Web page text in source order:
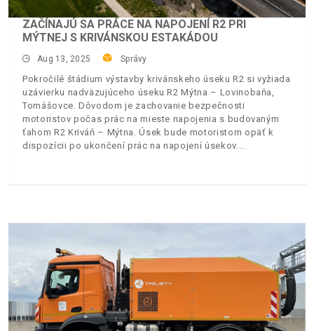
ZAČÍNAJÚ SA PRÁCE NA NAPOJENÍ R2 PRI
MÝTNEJ S KRIVÁNSKOU ESTAKÁDOU
Aug 13, 2025 Správy
Pokročilé štádium výstavby krivánskeho úseku R2 si vyžiada
uzávierku nadväzujúceho úseku R2 Mýtna – Lovinobaňa,
Tomášovce. Dôvodom je zachovanie bezpečnosti
motoristov počas prác na mieste napojenia s budovaným
ťahom R2 Kriváň – Mýtna. Úsek bude motoristom opäť k
dispozícii po ukončení prác na napojení úsekov.